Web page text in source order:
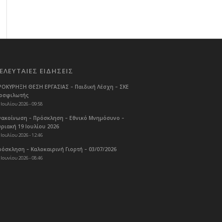
ΕΙΔΗΣΕΙΣ
ΘΕΣΗ ΕΡΓΑΣΙΑΣ – Παιδική Λέσχη – ΣΚΕ
2026 - 09:58
– Πρόσκληση – Εθνικό Μνημόσυνο –
19 Ιουλίου 2026
2026 - 12:46
– Καλοκαιρινή Γιορτή – 03/07/2026
Ιουνίου 2026 - 08:46